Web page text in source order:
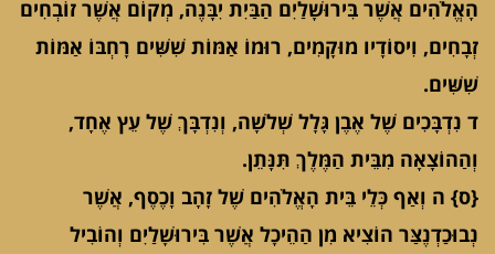
הָאֱלֹהִים אֲשֶׁר בִּירוּשָׁלַיִם הַבַּיִת יִבָּנֶה, מְקוֹם אֲשֶׁר זוֹבְחִים
זְבָחִים, וִיסוֹדָיו מוּקָמִים, רוּמוֹ אַמּוֹת שִׁשִּׁים רָחְבּוֹ אַמּוֹת
שִׁשִּׁים.
ד נִדְבָּכִים שֶׁל אֶבֶן גָּלָל שְׁלשָׁה, וְנִדְבָּךְ שֶׁל עֵץ אֶחָד,
וְהַהוֹצָאָה מִבֵּית הַמֶּלֶךְ תִּנָּתֵן.
{ס} ה וְאַף כְּלֵי בֵּית הָאֱלֹהִים שֶׁל זָהָב וָכֶסֶף, אֲשֶׁר
נְבוּכַדְנֶצַּר הוֹצִיא מִן הַהֵיכָל אֲשֶׁר בִּירוּשָׁלַיִם וְהוֹבִיל